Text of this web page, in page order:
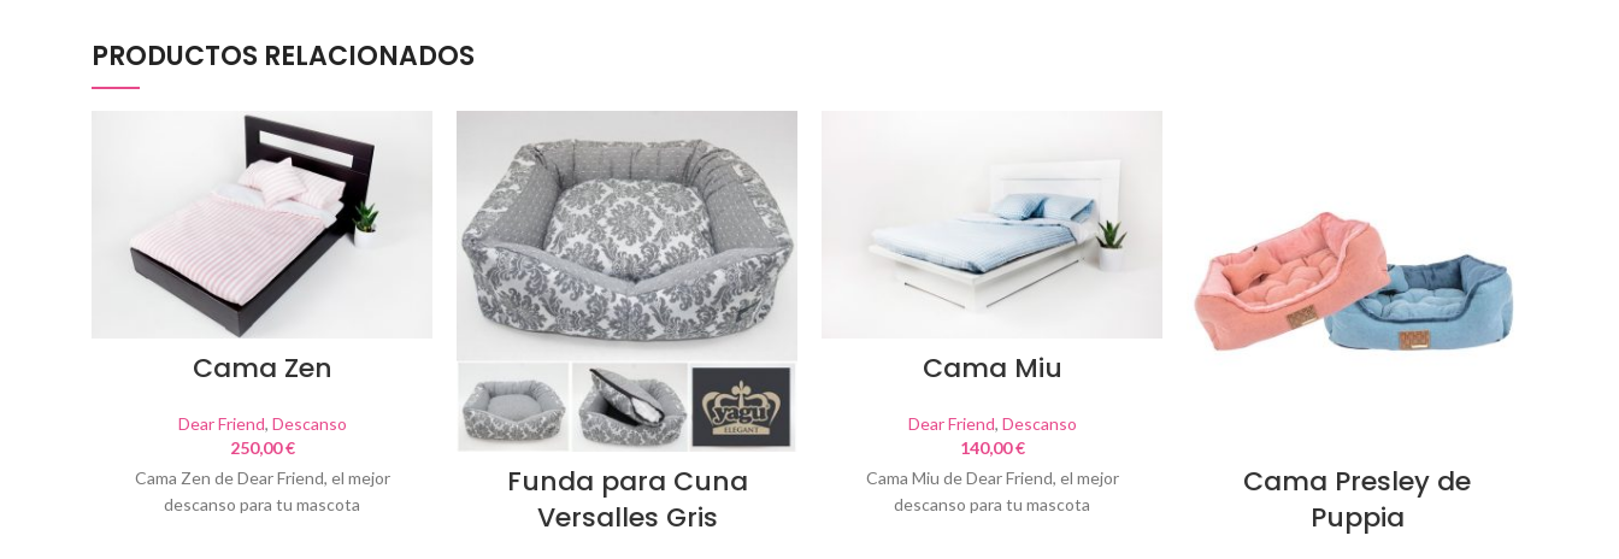
PRODUCTOS RELACIONADOS
Cama Zen
Dear Friend, Descanso
250,00€
Cama Zen de Dear Friend, el mejor
descanso para tu mascota
Funda para Cuna
Versalles Gris
Cama Miu
Dear Friend, Descanso
140,00€
Cama Miu de Dear Friend, el mejor
descanso para tu mascota
Cama Presley de
Puppia